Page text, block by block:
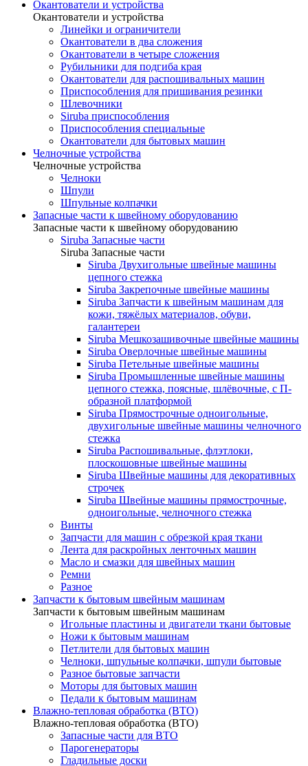
Окантователи и устройства
Окантователи и устройства
Линейки и ограничители
Окантователи в два сложения
Окантователи в четыре сложения
Рубильники для подгиба края
Окантователи для распошивальных машин
Приспособления для пришивания резинки
Шлевочники
Siruba приспособления
Приспособления специальные
Окантователи для бытовых машин
Челночные устройства
Челночные устройства
Челноки
Шпули
Шпульные колпачки
Запасные части к швейному оборудованию
Запасные части к швейному оборудованию
Siruba Запасные части
Siruba Запасные части
Siruba Двухигольные швейные машины
цепного стежка
Siruba Закрепочные швейные машины
Siruba Запчасти к швейным машинам для
кожи, тяжёлых материалов, обуви,
галантереи
Siruba Мешкозашивочные швейные машины
Siruba Оверлочные швейные машины
Siruba Петельные швейные машины
Siruba Промышленные швейные машины
цепного стежка, поясные, шлёвочные, с П-
образной платформой
Siruba Прямострочные одноигольные,
двухигольные швейные машины челночного
стежка
Siruba Распошивальные, флэтлоки,
плоскошовные швейные машины
Siruba Швейные машины для декоративных
строчек
Siruba Швейные машины прямострочные,
одноигольные, челночного стежка
Винты
Запчасти для машин с обрезкой края ткани
Лента для раскройных ленточных машин
Масло и смазки для швейных машин
Ремни
Разное
Запчасти к бытовым швейным машинам
Запчасти к бытовым швейным машинам
Игольные пластины и двигатели ткани бытовые
Ножи к бытовым машинам
Петлители для бытовых машин
Челноки, шпульные колпачки, шпули бытовые
Разное бытовые запчасти
Моторы для бытовых машин
Педали к бытовым машинам
Влажно-тепловая обработка (ВТО)
Влажно-тепловая обработка (ВТО)
Запасные части для ВТО
Парогенераторы
Гладильные доски